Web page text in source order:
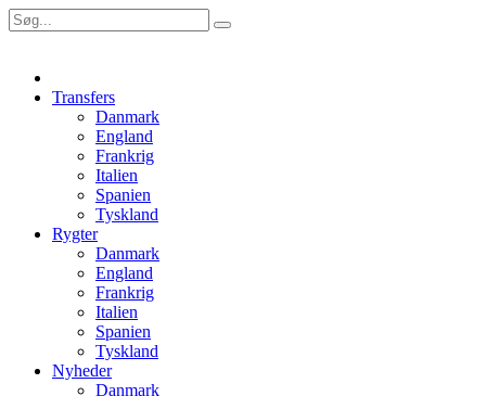
Transfers
Danmark
England
Frankrig
Italien
Spanien
Tyskland
Rygter
Danmark
England
Frankrig
Italien
Spanien
Tyskland
Nyheder
Danmark